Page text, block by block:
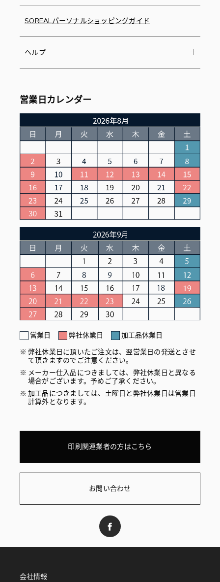
SOREALパーソナルショッピングガイド
ヘルプ
営業日カレンダー
営業日 弊社休業日
加工品休業日
弊社休業日に頂いたご注文は、翌営業日の発送とさせ
て頂きますのでご注意ください。
メーカー仕入品につきましては、弊社休業日と異なる
場合がございます。予めご了承ください。
加工品につきましては、土曜日と弊社休業日は営業日
計算外となります。
印刷関連業者の方はこちら
お問い合わせ
会社情報